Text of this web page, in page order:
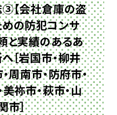
【会社倉庫の盗
の防犯コンサ
と実績のあるあ
［岩国市・柳井
周南市・防府市・
祢市・萩市・山
市］